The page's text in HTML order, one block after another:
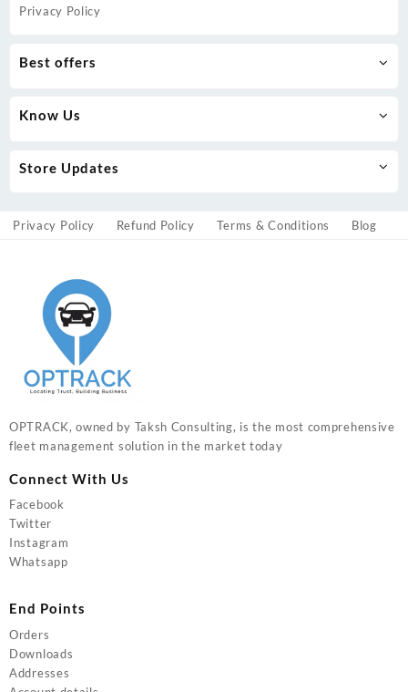
Privacy Policy
Best offers
Know Us
Store Updates
Privacy Policy Refund Policy Terms & Conditions Blog
OPTRACK, owned by Taksh Consulting, is the most comprehensive
fleet management solution in the market today
Connect With Us
Facebook
Twitter
Instagram
Whatsapp
End Points
Orders
Downloads
Addresses